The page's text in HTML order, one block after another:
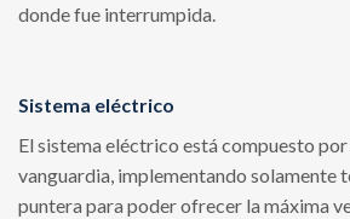
donde fue interrumpida.
Sistema eléctrico
El sistema eléctrico está compuesto
vanguardia, implementando solamente
puntera para poder ofrecer la máxima